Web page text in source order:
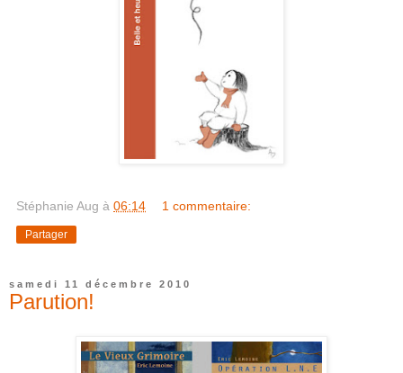
Stéphanie Aug à 06:14 1 commentaire:
Partager
samedi 11 décembre 2010
Parution!